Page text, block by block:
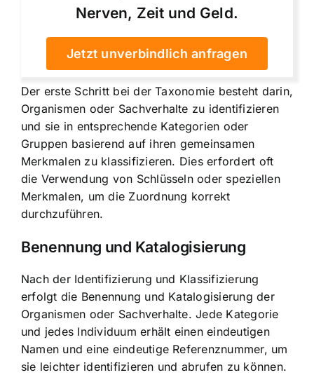
Nerven, Zeit und Geld.
Jetzt unverbindlich anfragen
Der erste Schritt bei der Taxonomie besteht darin,
Organismen oder Sachverhalte zu identifizieren
und sie in entsprechende Kategorien oder
Gruppen basierend auf ihren gemeinsamen
Merkmalen zu klassifizieren. Dies erfordert oft
die Verwendung von Schlüsseln oder speziellen
Merkmalen, um die Zuordnung korrekt
durchzuführen.
Benennung und Katalogisierung
Nach der Identifizierung und Klassifizierung
erfolgt die Benennung und Katalogisierung der
Organismen oder Sachverhalte. Jede Kategorie
und jedes Individuum erhält einen eindeutigen
Namen und eine eindeutige Referenznummer, um
sie leichter identifizieren und abrufen zu können.